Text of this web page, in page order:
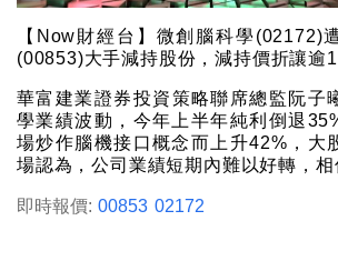
【Now財經台】微創腦科學(02172)
(00853)大手減持股份，減持價折讓逾
華富建業證券投資策略聯席總監阮子
學業績波動，今年上半年純利倒退
場炒作腦機接口概念而上升42%，大
場認為，公司業績短期內難以好轉，相
即時報價: 00853 02172